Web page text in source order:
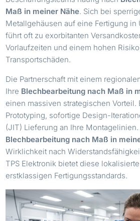
Maß in meiner Nähe. Sich bei
Metallgehäusen auf eine Fertigung in
führt oft zu exorbitanten
Vorlaufzeiten und einem hohen
Transportschäden.
Die Partnerschaft mit einem
Ihre Blechbearbeitung nach Maß in
einen massiven strategischen Vorteil.
Prototyping, sofortige Design-
(JIT) Lieferung an Ihre Montagelinien.
Blechbearbeitung nach Maß in
Wirklichkeit nach
TPS Elektronik bietet diese
erstklassigen Fertigungsstandards.